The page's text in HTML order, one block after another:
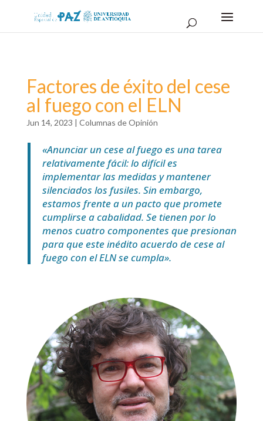
Factores de éxito del cese
al fuego con el ELN
Jun 14, 2023 | Columnas de Opinión
«Anunciar un cese al fuego es una tarea
relativamente fácil: lo difícil es
implementar las medidas y mantener
silenciados los fusiles. Sin embargo,
estamos frente a un pacto que promete
cumplirse a cabalidad. Se tienen por lo
menos cuatro componentes que presionan
para que este inédito acuerdo de cese al
fuego con el ELN se cumpla».